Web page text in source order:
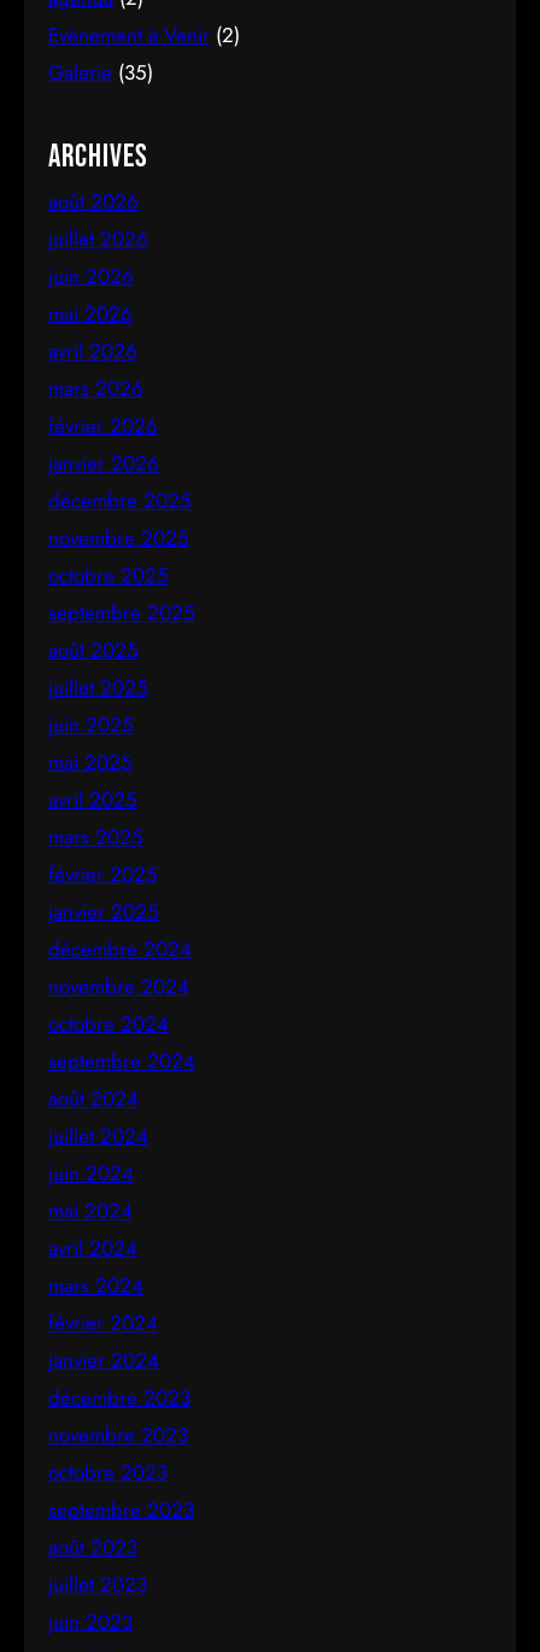
Evènement à Venir (2)
Galerie (35)
Archives
août 2026
juillet 2026
juin 2026
mai 2026
avril 2026
mars 2026
février 2026
janvier 2026
décembre 2025
novembre 2025
octobre 2025
septembre 2025
août 2025
juillet 2025
juin 2025
mai 2025
avril 2025
mars 2025
février 2025
janvier 2025
décembre 2024
novembre 2024
octobre 2024
septembre 2024
août 2024
juillet 2024
juin 2024
mai 2024
avril 2024
mars 2024
février 2024
janvier 2024
décembre 2023
novembre 2023
octobre 2023
septembre 2023
août 2023
juillet 2023
juin 2023